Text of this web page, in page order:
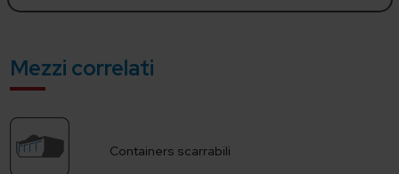
Mezzi correlati
Containers scarrabili